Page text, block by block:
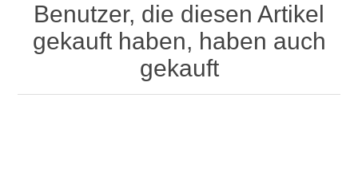
Benutzer, die diesen Artikel
gekauft haben, haben auch
gekauft